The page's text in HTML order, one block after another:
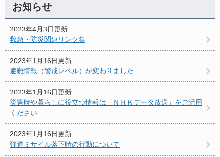
お知らせ
2023年4月3日更新
救急・防災関連リンク集
2023年1月16日更新
避難情報（警戒レベル）が変わりました
2023年1月16日更新
災害時や暮らしに役立つ情報は「ＮＨＫデータ放送」をご活用
ください
2023年1月16日更新
弾道ミサイル落下時の行動について